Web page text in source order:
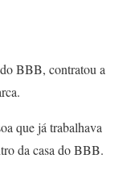
BBB, contratou a
que já trabalhava
da casa do BBB.